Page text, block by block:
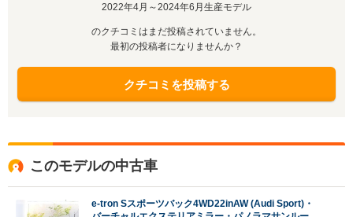
2022年4月～2024年6月生産モデル
のクチコミはまだ投稿されていません。
最初の投稿者になりませんか？
クチコミを投稿する
このモデルの中古車
e-tron Sスポーツバック4WD22inAW (Audi Sport)・